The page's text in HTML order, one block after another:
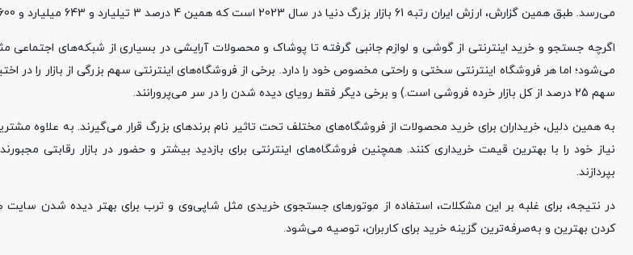
می‌رسد. طبق همین گزارش، ارزش ایران رتبه 61 بازار بزرگ دنیا در سال 2023 است که همین 4 درصد 3 تیلیارد و 643 میلیارد و 600 میلیون تومان است.
اگرچه جستجو و خرید اینترنتی از گوشی و لوازم جانبی گرفته تا پوشاک و محصولات آرایشی در بسیاری از شبکه‌های اجتماعی
می‌شود؛ اما هر فروشگاه اینترنتی سختی و راحتی مخصوص خود را دارد. برخی از فروشگاه‌های اینترنتی سهم بزرگی از بازار را در
سهم 25 درصد از کل بازار خرده فروشی است.) و برخی دیگر فقط رویای دیده شدن را در سر می‌پرورانند.
به همین دلیل، خریداران برای خرید محصولات از فروشگاه‌های مختلف تحت تاثیر نام برندهای بزرگ قرار می‌گیرند. به علاوه
نیاز خود را با بهترین قیمت خریداری کنند. همچنین فروشگاه‌های اینترنتی برای بازدید بیشتر و حضور در بازار رقابتی
بپردازند.
در نتیجه، برای غلبه بر این مشکلات، استفاده از موتورهای جستجوی خریدی مثل شاپی‌وی و ترب برای بهتر دیده شدن سایت
کردن بهترین و به‌صرفه‌ترین گزینه خرید برای کاربران، توصیه می‌شود.